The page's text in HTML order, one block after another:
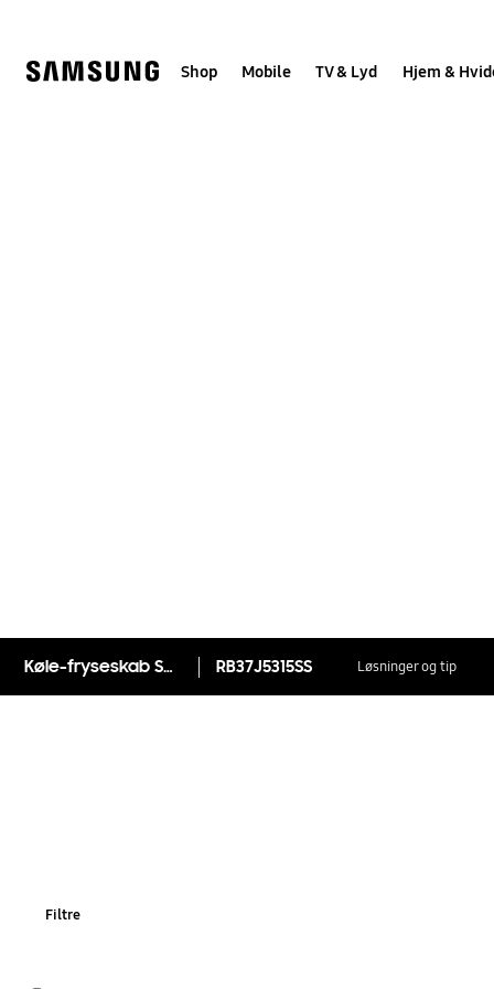
Shop Mobile TV & Lyd Hjem &
Køle-fryseskab Series 3 RB37J5315SS/EF med SpaceMax™ 201 cm RB37J5315SS Løsninger og tip
Filtre